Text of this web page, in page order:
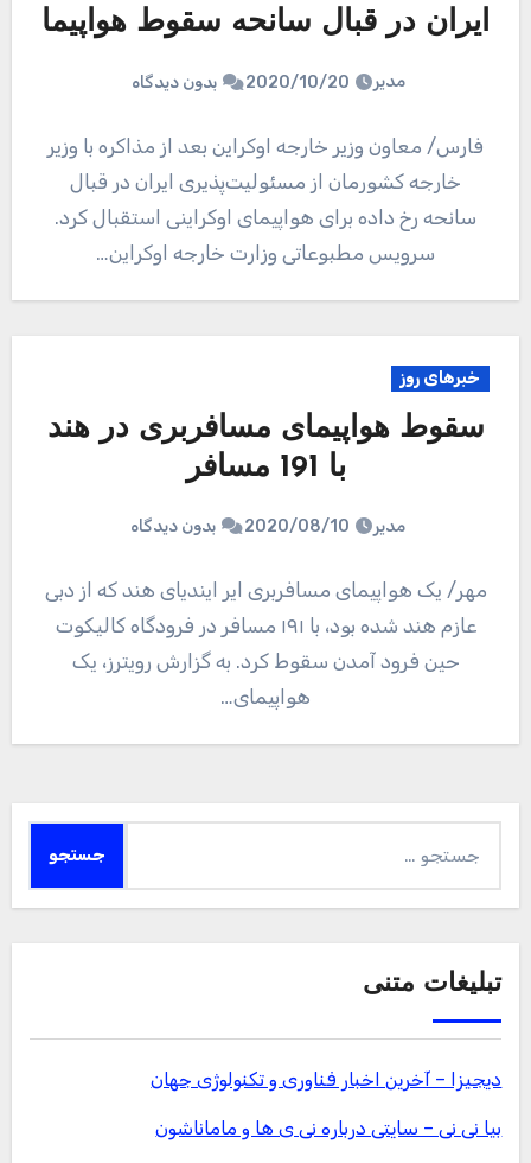
ایران در قبال سانحه سقوط هواپیما
مدیر 2020/10/20 بدون دیدگاه
فارس/ معاون وزیر خارجه اوکراین بعد از مذاکره با وزیر
خارجه کشورمان از مسئولیت‌پذیری ایران در قبال
سانحه رخ داده برای هواپیمای اوکراینی استقبال کرد.
سرویس مطبوعاتی وزارت خارجه اوکراین…
خبرهای روز
سقوط هواپیمای مسافربری در هند
با 191 مسافر
مدیر 2020/08/10 بدون دیدگاه
مهر/ یک هواپیمای مسافربری ایر ایندیای هند که از دبی
عازم هند شده بود، با ۱۹۱ مسافر در فرودگاه کالیکوت
حین فرود آمدن سقوط کرد. به گزارش رویترز، یک
هواپیمای…
برای:
تبلیغات متنی
دیجیزا – آخرین اخبار فناوری و تکنولوژی جهان
بیا نی نی – سایتی درباره نی ی ها و ماماناشون